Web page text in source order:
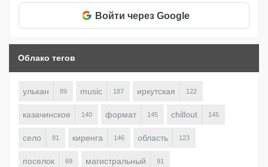
Войти через Google
Облако тегов
улькан 89 music 187 иркутская 122
казачинское 140 формат 145 chillout 145
село 81 киренга 146 область 123
поселок 69 магистральный 91